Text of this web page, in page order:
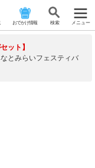
おでかけ情報 検 索 メニュー
ット】
とみらいフェスティバ